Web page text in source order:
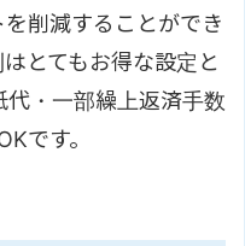
削減することができ
とてもお得な設定と
代・一部繰上返済手数
です。